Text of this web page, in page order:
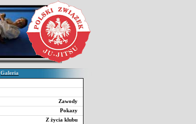
Galeria
Zawody
Pokazy
Z życia klubu